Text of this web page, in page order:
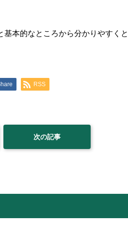
本的なところから分かりやすく
RSS
次の記事